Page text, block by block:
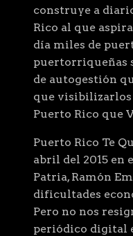
construye a
Rico al que
día miles de
puertorriqueñas
de autogestión
que visibilizarlos
Puerto Rico que
Puerto Rico Te
abril del 2015 en
Patria, Ramón
dificultades
Pero no nos
periódico digital